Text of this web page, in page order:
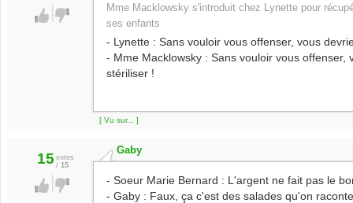
Mme Macklowsky s'introduit chez Lynette pour
ses enfants
- Lynette : Sans vouloir vous offenser, vous
- Mme Macklowsky : Sans vouloir vous offenser,
stériliser !
[ Vu sur... ]
15 votes
/ 15
Gaby
- Soeur Marie Bernard : L'argent ne fait pas le
- Gaby : Faux, ça c'est des salades qu'on